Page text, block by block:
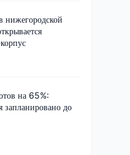
нижегородской
на 65%:
запланировано до